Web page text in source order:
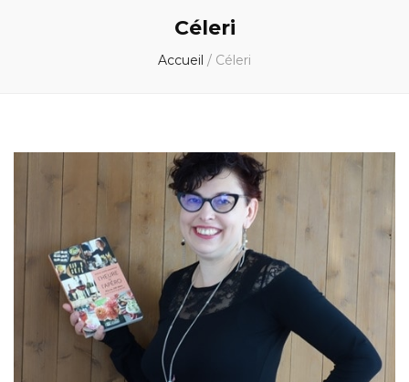
Céleri
Accueil / Céleri